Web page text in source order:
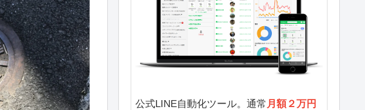
公式LINE自動化ツール。通常 月額２万円